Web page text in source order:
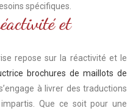
spécifiques.
et
repose sur la réactivité et le
brochures de maillots de
à livrer des traductions
Que ce soit pour une